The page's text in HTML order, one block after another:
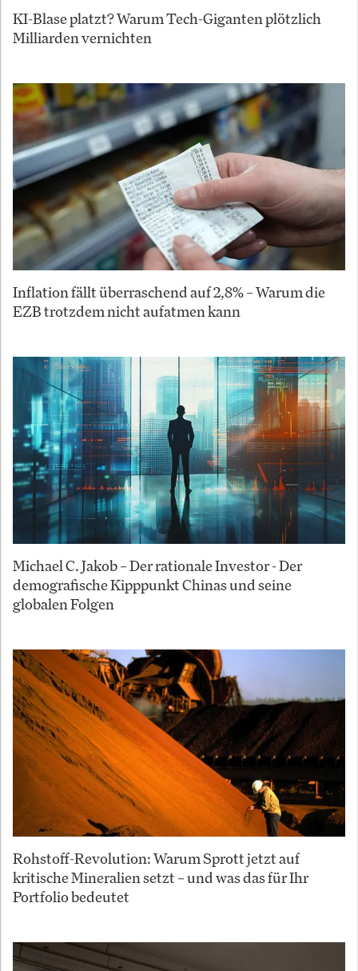
KI-Blase platzt? Warum Tech-Giganten plötzlich
Milliarden vernichten
Inflation fällt überraschend auf 2,8% – Warum die
EZB trotzdem nicht aufatmen kann
Michael C. Jakob – Der rationale Investor - Der
demografische Kipppunkt Chinas und seine
globalen Folgen
Rohstoff-Revolution: Warum Sprott jetzt auf
kritische Mineralien setzt – und was das für Ihr
Portfolio bedeutet